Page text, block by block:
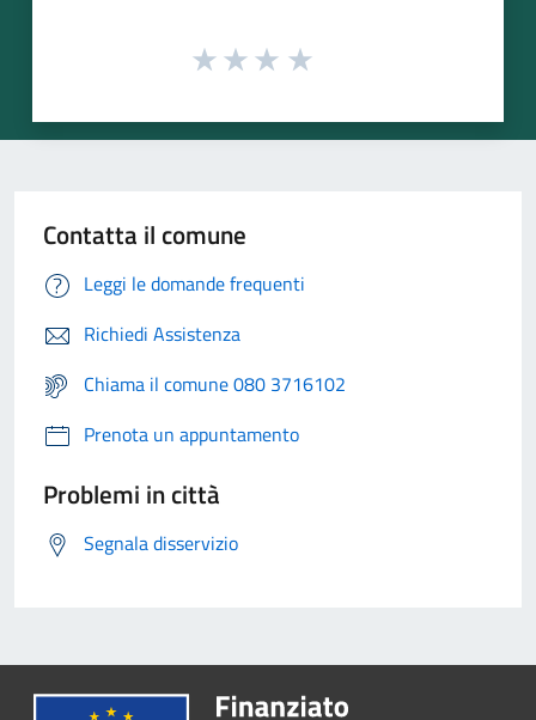
Contatta il comune
Leggi le domande frequenti
Richiedi Assistenza
Chiama il comune 080 3716102
Prenota un appuntamento
Problemi in città
Segnala disservizio